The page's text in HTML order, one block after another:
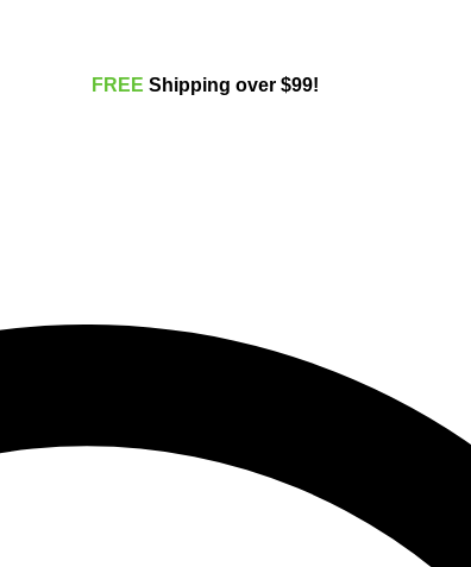
FREE Shipping over $99!